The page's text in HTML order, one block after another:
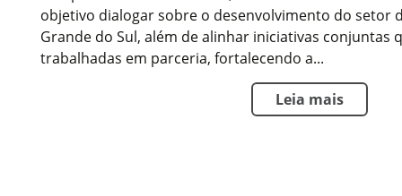
objetivo dialogar sobre o desenvolvimento do setor
Grande do Sul, além de alinhar iniciativas conjuntas
trabalhadas em parceria, fortalecendo a...
Leia mais